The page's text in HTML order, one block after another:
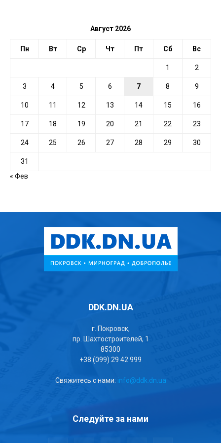
Август 2026
Пн Вт Ср Чт Пт Сб Вс
1 2
3 4 5 6 7 8 9
10 11 12 13 14 15 16
17 18 19 20 21 22 23
24 25 26 27 28 29 30
31
« Фев
DDK.DN.UA
г. Покровск,
пр. Шахтостроителей, 1
85300
+38 (099) 29 42 999
Свяжитесь с нами: info@ddk.dn.ua
Следуйте за нами